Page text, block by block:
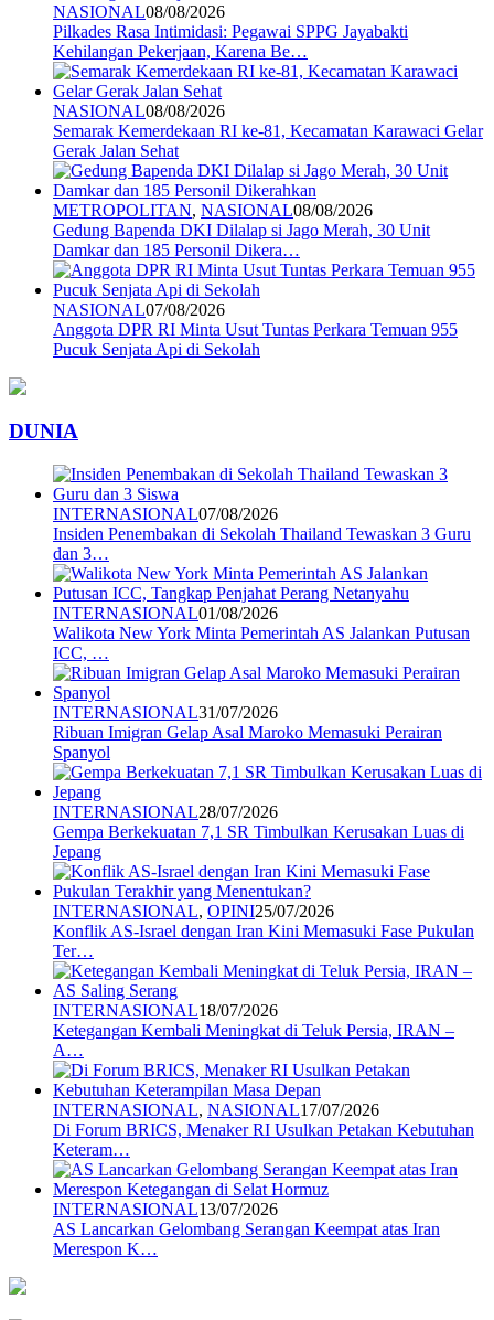
NASIONAL08/08/2026
Pilkades Rasa Intimidasi: Pegawai SPPG Jayabakti
Kehilangan Pekerjaan, Karena Be…
NASIONAL08/08/2026
Semarak Kemerdekaan RI ke-81, Kecamatan Karawaci Gelar
Gerak Jalan Sehat
METROPOLITAN, NASIONAL08/08/2026
Gedung Bapenda DKI Dilalap si Jago Merah, 30 Unit
Damkar dan 185 Personil Dikera…
NASIONAL07/08/2026
Anggota DPR RI Minta Usut Tuntas Perkara Temuan 955
Pucuk Senjata Api di Sekolah
DUNIA
INTERNASIONAL07/08/2026
Insiden Penembakan di Sekolah Thailand Tewaskan 3 Guru
dan 3…
INTERNASIONAL01/08/2026
Walikota New York Minta Pemerintah AS Jalankan Putusan
ICC, …
INTERNASIONAL31/07/2026
Ribuan Imigran Gelap Asal Maroko Memasuki Perairan
Spanyol
INTERNASIONAL28/07/2026
Gempa Berkekuatan 7,1 SR Timbulkan Kerusakan Luas di
Jepang
INTERNASIONAL, OPINI25/07/2026
Konflik AS-Israel dengan Iran Kini Memasuki Fase Pukulan
Ter…
INTERNASIONAL18/07/2026
Ketegangan Kembali Meningkat di Teluk Persia, IRAN –
A…
INTERNASIONAL, NASIONAL17/07/2026
Di Forum BRICS, Menaker RI Usulkan Petakan Kebutuhan
Keteram…
INTERNASIONAL13/07/2026
AS Lancarkan Gelombang Serangan Keempat atas Iran
Merespon K…